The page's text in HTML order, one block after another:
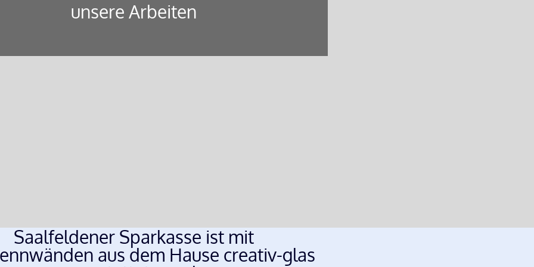
unsere Arbeiten
Saalfeldener Sparkasse ist mit
aus dem Hause creativ-glas